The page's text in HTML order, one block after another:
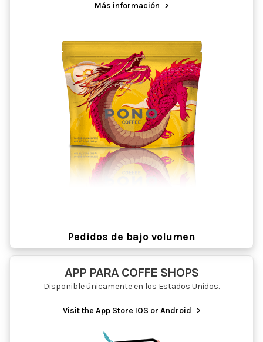
Más información >
Pedidos de bajo volumen
APP PARA COFFE SHOPS
Disponible únicamente en los Estados Unidos.
Visit the App Store IOS or Android >